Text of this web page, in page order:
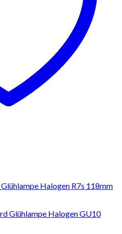
Halogen R7s 118mm